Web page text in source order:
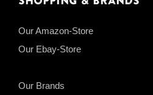
Our Amazon-Store
Our Ebay-Store
Our Brands